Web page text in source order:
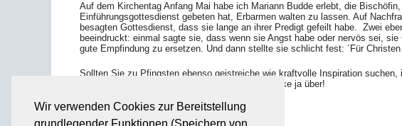
Wir verwenden Cookies zur Bereitstellung
grundlegender Funktionen (Speichern von
Auf dem Kirchentag Anfang Mai habe ich Mariann Budde erlebt, die
Einführungsgottesdienst gebeten hat, Erbarmen walten zu lassen. Auf
besagten Gottesdienst, dass sie lange an ihrer Predigt gefeilt habe. Zwei
beeindruckt: einmal sagte sie, dass wenn sie Angst habe oder nervös sei,
gute Empfindung zu ersetzen. Und dann stellte sie schlicht fest: ´Für
Sollten Sie zu Pfingsten ebenso geistreiche wie kraftvolle Inspiration
Hannover finden, – und vielleicht springt der Funke ja über!